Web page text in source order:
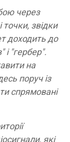
через
звідки
доходить до
і "гербер".
на
поруч із
спрямовані
які